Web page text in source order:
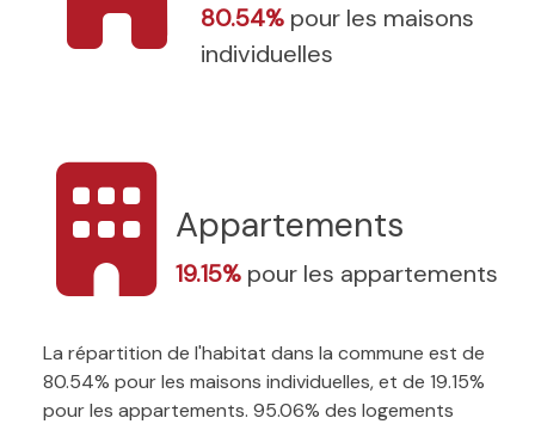
80.54% pour les maisons
individuelles
Appartements
19.15% pour les appartements
La répartition de l'habitat dans la commune est de
80.54% pour les maisons individuelles, et de 19.15%
pour les appartements. 95.06% des logements